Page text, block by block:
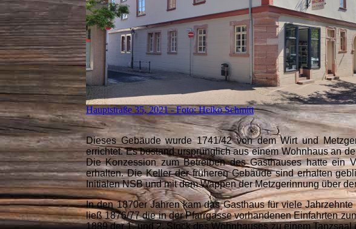
Hauptstraße 35, 2021 - Foto: Heiko Schmitt
Dieses Gebäude wurde 1741/42 von dem Wirt und
errichtet. Es bestand ursprünglich aus einem Wohnhaus an
Die Konzession zum Betreiben des Gasthauses hatte ein
erhalten. Die Keller der früheren Gebäude sind erhalten
Initialen NSB und mit dem Wappen der Metzgerinnung über
In den 1870er Jahren kam das Gasthaus für viele
ließ 1876/77 die in der Pfarrgasse vorhandenen Einfahrten
1889 der 1. und 2. Stock des Wohnhauses zu einem